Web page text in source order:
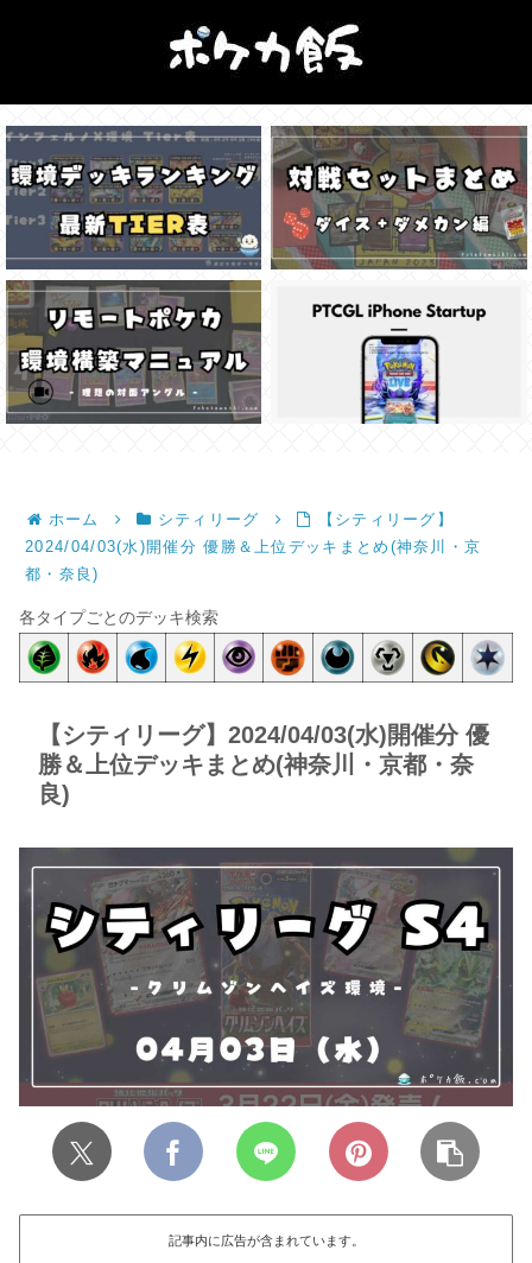
ホーム シティリーグ
【シティリーグ】
2024/04/03(水)開催分 優勝＆上位デッキまとめ(神奈川・京
都・奈良)
各タイプごとのデッキ検索
【シティリーグ】2024/04/03(水)開催分 優
勝＆上位デッキまとめ(神奈川・京都・奈
良)
記事内に広告が含まれています。